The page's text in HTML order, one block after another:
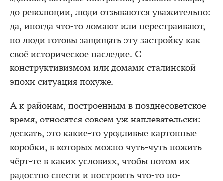
до революции, люди отзываются уважительно:
да, иногда что-то ломают или перестраивают,
но люди готовы защищать эту застройку как
своё историческое наследие. С
конструктивизмом или домами сталинской
эпохи ситуация похуже.
А к районам, построенным в позднесоветское
время, относятся совсем уж наплевательски:
дескать, это какие-то уродливые картонные
коробки, в которых можно чуть-чуть пожить
чёрт-те в каких условиях, чтобы потом их
радостно снести и построить что-то по-